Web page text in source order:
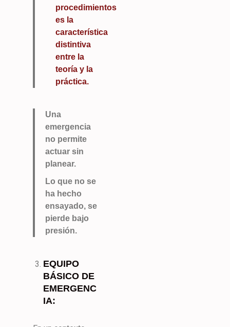
procedimientos
es la
característica
distintiva
entre la
teoría y la
práctica.
Una
emergencia
no permite
actuar sin
planear.
Lo que no se
ha hecho
ensayado, se
pierde bajo
presión.
EQUIPO
BÁSICO DE
EMERGENC
IA: